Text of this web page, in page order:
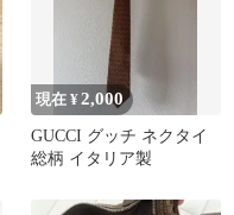
現在 ¥2,000
GUCCI グッチ ネクタイ
総柄 イタリア製